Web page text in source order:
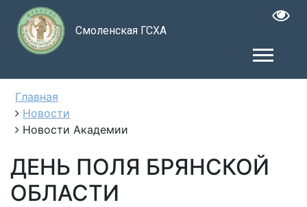
Смоленская ГСХА
Главная
Новости
Новости Академии
ДЕНЬ ПОЛЯ БРЯНСКОЙ
ОБЛАСТИ